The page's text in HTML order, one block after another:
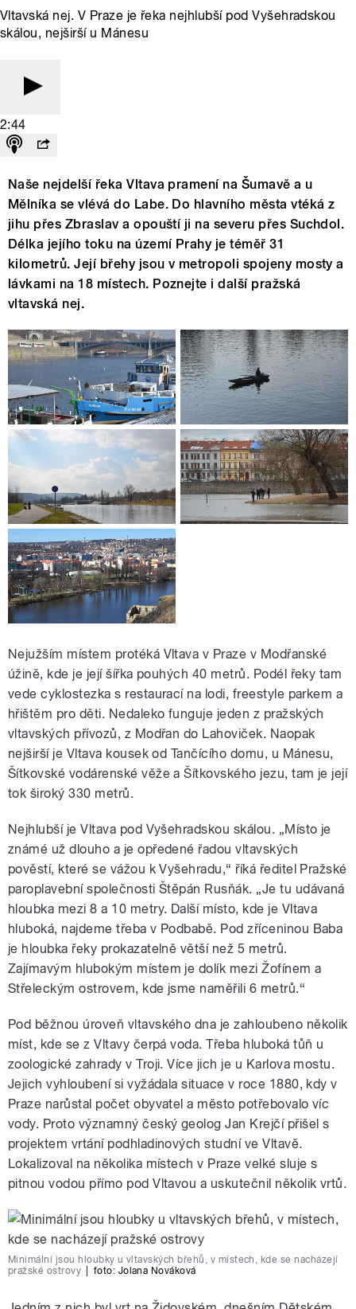
Vltavská nej. V Praze je řeka nejhlubší pod Vyšehradskou
skálou, nejširší u Mánesu
2:44
Naše nejdelší řeka Vltava pramení na Šumavě a u
Mělníka se vlévá do Labe. Do hlavního města vtéká z
jihu přes Zbraslav a opouští ji na severu přes Suchdol.
Délka jejího toku na území Prahy je téměř 31
kilometrů. Její břehy jsou v metropoli spojeny mosty a
lávkami na 18 místech. Poznejte i další pražská
vltavská nej.
Nejužším místem protéká Vltava v Praze v Modřanské
úžině, kde je její šířka pouhých 40 metrů. Podél řeky tam
vede cyklostezka s restaurací na lodi, freestyle parkem a
hřištěm pro děti. Nedaleko funguje jeden z pražských
vltavských přívozů, z Modřan do Lahoviček. Naopak
nejširší je Vltava kousek od Tančícího domu, u Mánesu,
Šítkovské vodárenské věže a Šítkovského jezu, tam je její
tok široký 330 metrů.
Nejhlubší je Vltava pod Vyšehradskou skálou. „Místo je
známé už dlouho a je opředené řadou vltavských
pověstí, které se vážou k Vyšehradu,“ říká ředitel Pražské
paroplavební společnosti Štěpán Rusňák. „Je tu udávaná
hloubka mezi 8 a 10 metry. Další místo, kde je Vltava
hluboká, najdeme třeba v Podbabě. Pod zříceninou Baba
je hloubka řeky prokazatelně větší než 5 metrů.
Zajímavým hlubokým místem je dolík mezi Žofínem a
Střeleckým ostrovem, kde jsme naměřili 6 metrů.“
Pod běžnou úroveň vltavského dna je zahloubeno několik
míst, kde se z Vltavy čerpá voda. Třeba hluboká tůň u
zoologické zahrady v Troji. Více jich je u Karlova mostu.
Jejich vyhloubení si vyžádala situace v roce 1880, kdy v
Praze narůstal počet obyvatel a město potřebovalo víc
vody. Proto významný český geolog Jan Krejčí přišel s
projektem vrtání podhladinových studní ve Vltavě.
Lokalizoval na několika místech v Praze velké sluje s
pitnou vodou přímo pod Vltavou a uskutečnil několik vrtů.
Minimální jsou hloubky u vltavských břehů, v místech, kde se nacházejí
pražské ostrovy
foto: Jolana Nováková